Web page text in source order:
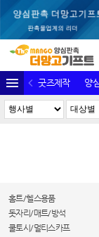
굿즈제작 양
홈트/헬스용품
돗자리/매트/방석
쿨토시/멀티스카프